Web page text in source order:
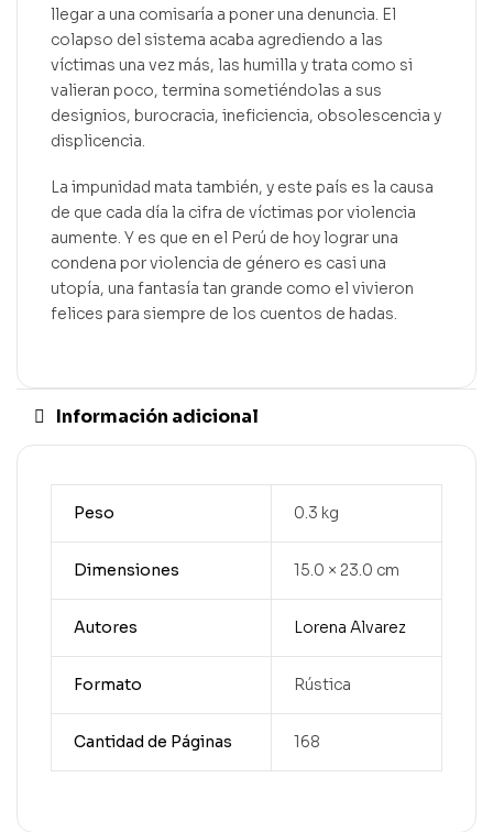
llegar a una comisaría a poner una denuncia. El
colapso del sistema acaba agrediendo a las
víctimas una vez más, las humilla y trata como si
valieran poco, termina sometiéndolas a sus
designios, burocracia, ineficiencia, obsolescencia y
displicencia.
La impunidad mata también, y este país es la causa
de que cada día la cifra de víctimas por violencia
aumente. Y es que en el Perú de hoy lograr una
condena por violencia de género es casi una
utopía, una fantasía tan grande como el vivieron
felices para siempre de los cuentos de hadas.
Información adicional
Peso 0.3 kg
Dimensiones 15.0 × 23.0 cm
Autores Lorena Alvarez
Formato Rústica
Cantidad de Páginas 168